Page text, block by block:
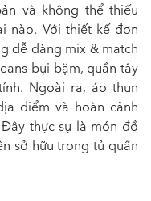
và không thể thiếu
nào. Với thiết kế đơn
dễ dàng mix & match
bụi bặm, quần tây
Ngoài ra, áo thun
điểm và hoàn cảnh
thực sự là món đồ
sở hữu trong tủ quần